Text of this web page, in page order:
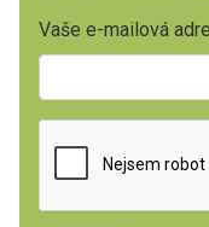
Vaše e-mailová